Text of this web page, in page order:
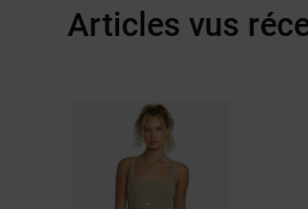
Articles vus